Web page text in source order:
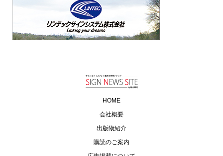
HOME
会社概要
出版物紹介
購読のご案内